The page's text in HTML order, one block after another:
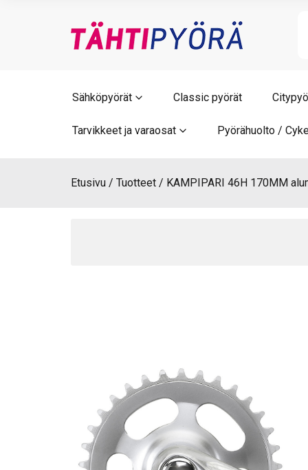
Sähköpyörät Classic pyörät
Tarvikkeet ja varaosat Pyörähuolto /
Etusivu Tuotteet KAMPIPARI 46H 170MM